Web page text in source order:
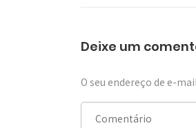
Deixe um
O seu endereço de e-